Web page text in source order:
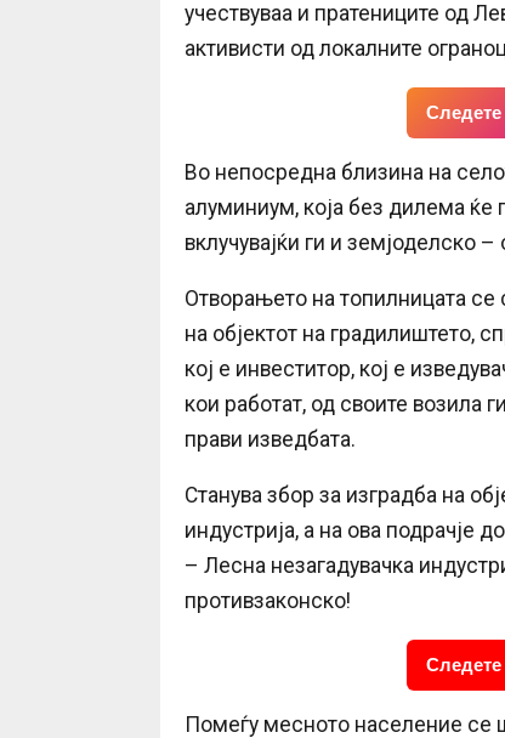
учествуваа и пратениците од
активисти од локалните
Следете
Во непосредна близина на
алуминиум, која без дилема ќе
вклучувајќи ги и земјоделско
Отворањето на топилницата се
на објектот на градилиштето,
кој е инвеститор, кој е
кои работат, од своите возила
прави изведбата.
Станува збор за изградба на
индустрија, а на ова подрачје
– Лесна незагадувачка
противзаконско!
Следете
Помеѓу месното население се